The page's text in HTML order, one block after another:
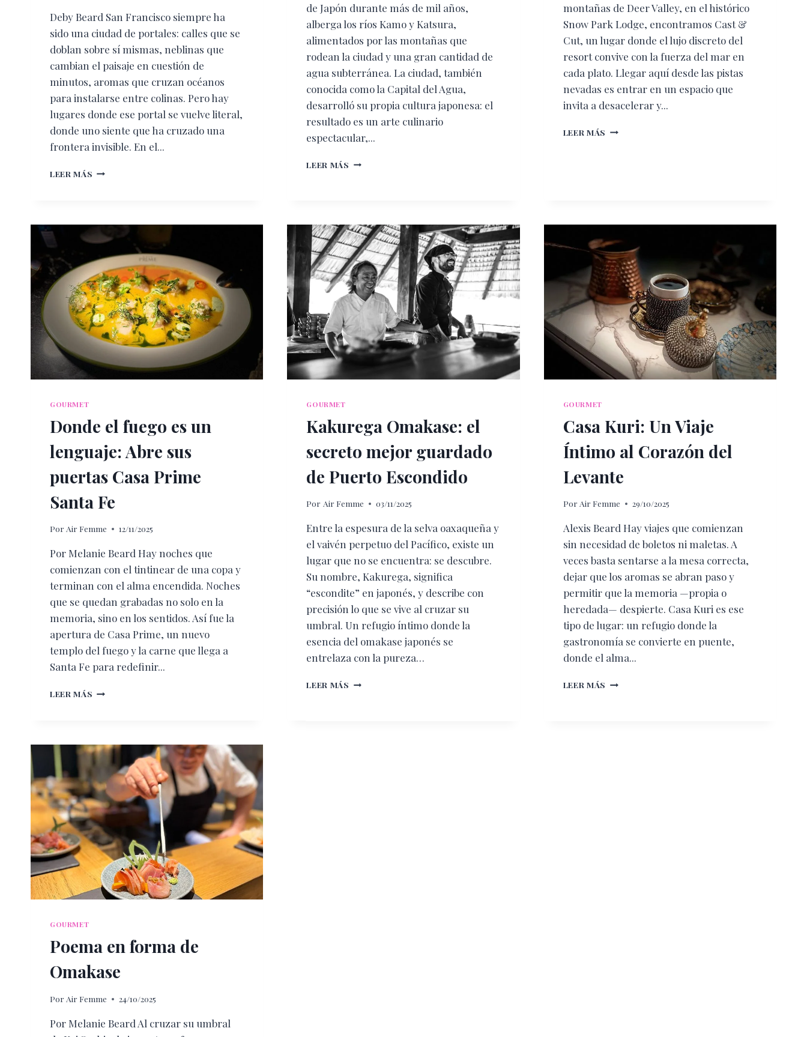
Deby Beard San Francisco siempre ha
sido una ciudad de portales: calles que se
doblan sobre sí mismas, neblinas que
cambian el paisaje en cuestión de
minutos, aromas que cruzan océanos
para instalarse entre colinas. Pero hay
lugares donde ese portal se vuelve literal,
donde uno siente que ha cruzado una
frontera invisible. En el...
LEER MÁS CHINA
UN
ALMA
CHINA
EN
SAN
FRANCISCO
de Japón durante más de mil años,
alberga los ríos Kamo y Katsura,
alimentados por las montañas que
rodean la ciudad y una gran cantidad de
agua subterránea. La ciudad, también
conocida como la Capital del Agua,
desarrolló su propia cultura japonesa: el
resultado es un arte culinario
espectacular,...
LEER MÁS LA
EN
CADA
PLATILLO
montañas de Deer Valley, en el histórico
Snow Park Lodge, encontramos Cast &
Cut, un lugar donde el lujo discreto del
resort convive con la fuerza del mar en
cada plato. Llegar aquí desde las pistas
nevadas es entrar en un espacio que
invita a desacelerar y...
LEER MÁS ENTRE
GOURMET
Donde el fuego es un
lenguaje: Abre sus
puertas Casa Prime
Santa Fe
Por Air Femme 12/11/2025
Por Melanie Beard Hay noches que
comienzan con el tintinear de una copa y
terminan con el alma encendida. Noches
que se quedan grabadas no solo en la
memoria, sino en los sentidos. Así fue la
apertura de Casa Prime, un nuevo
templo del fuego y la carne que llega a
Santa Fe para redefinir...
LEER MÁS DONDE
LENGUAJE:
ABRE
SUS
PUERTAS
CASA
PRIME
SANTA
FE
GOURMET
Kakurega Omakase: el
secreto mejor guardado
de Puerto Escondido
Por Air Femme 03/11/2025
Entre la espesura de la selva oaxaqueña y
el vaivén perpetuo del Pacífico, existe un
lugar que no se encuentra: se descubre.
Su nombre, Kakurega, significa
“escondite” en japonés, y describe con
precisión lo que se vive al cruzar su
umbral. Un refugio íntimo donde la
esencia del omakase japonés se
entrelaza con la pureza…
LEER MÁS KAKUREGA
GOURMET
Casa Kuri: Un Viaje
Íntimo al Corazón del
Levante
Por Air Femme 29/10/2025
Alexis Beard Hay viajes que comienzan
sin necesidad de boletos ni maletas. A
veces basta sentarse a la mesa correcta,
dejar que los aromas se abran paso y
permitir que la memoria —propia o
heredada— despierte. Casa Kuri es ese
tipo de lugar: un refugio donde la
gastronomía se convierte en puente,
donde el alma...
LEER MÁS CASA
GOURMET
Poema en forma de
Omakase
Por Air Femme 24/10/2025
Por Melanie Beard Al cruzar su umbral